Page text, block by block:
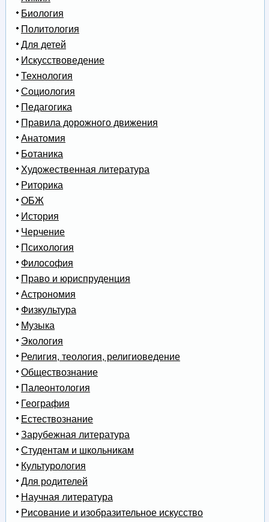
Биология
Политология
Для детей
Искусствоведение
Технология
Социология
Педагогика
Правила дорожного движения
Анатомия
Ботаника
Художественная литература
Риторика
ОБЖ
История
Черчение
Психология
Философия
Право и юриспруденция
Астрономия
Физкультура
Музыка
Экология
Религия, теология, религиоведение
Обществознание
Палеонтология
География
Естествознание
Зарубежная литература
Студентам и школьникам
Культурология
Для родителей
Научная литература
Рисование и изобразительное искусство